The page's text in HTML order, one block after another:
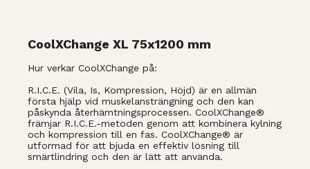
CoolXChange XL 75x1200 mm
Hur verkar CoolXChange på:
R.I.C.E. (Vila, Is, Kompression, Höjd) är en allmän
första hjälp vid muskelansträngning och den kan
påskynda återhämtningsprocessen. CoolXChange®
främjar R.I.C.E.-metoden genom att kombinera kylning
och kompression till en fas. CoolXChange® är
utformad för att bjuda en effektiv lösning till
smärtlindring och den är lätt att använda.